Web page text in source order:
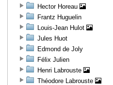
Hector Horeau
Frantz Huguelin
Louis-Jean Hulot
Jules Huot
Edmond de Joly
Félix Julien
Henri Labrouste
Théodore Labrouste